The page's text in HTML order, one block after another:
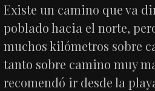
Existe un camino que va
poblado hacia el norte,
muchos kilómetros sobre
tanto sobre camino muy
recomendó ir desde la